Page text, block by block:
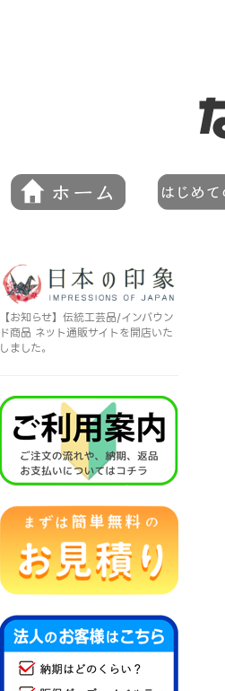
【お知らせ】伝統工芸品/インバウン
ド商品 ネット通販サイトを開店いた
しました。